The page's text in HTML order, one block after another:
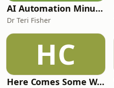
AI Automation Minute
Dr Teri Fisher
HC
Here Comes Some Wisdom